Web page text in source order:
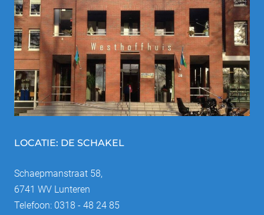
LOCATIE: DE SCHAKEL
Schaepmanstraat 58,
6741 WV Lunteren
Telefoon: 0318 - 48 24 85